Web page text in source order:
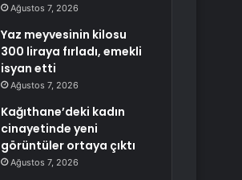
Ağustos 7, 2026
Yaz meyvesinin kilosu
300 liraya fırladı, emekli
isyan etti
Ağustos 7, 2026
Kağıthane’deki kadın
cinayetinde yeni
görüntüler ortaya çıktı
Ağustos 7, 2026